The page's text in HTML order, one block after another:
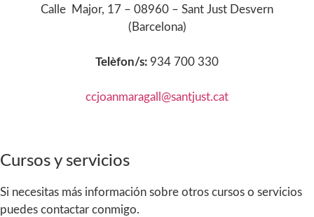
Calle Major, 17 – 08960 – Sant Just Desvern
(Barcelona)
Telèfon/s: 934 700 330
ccjoanmaragall@santjust.cat
Cursos y servicios
Si necesitas más información sobre otros cursos o servicios
puedes contactar conmigo.